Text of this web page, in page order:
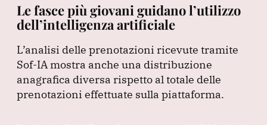
Le fasce più giovani guidano l’utilizzo
dell’intelligenza artificiale
L’analisi delle prenotazioni ricevute tramite
Sof-IA mostra anche una distribuzione
anagrafica diversa rispetto al totale delle
prenotazioni effettuate sulla piattaforma.